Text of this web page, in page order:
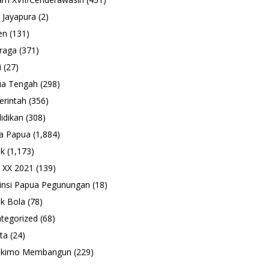
(2)
(131)
(371)
(27)
Tengah (298)
(356)
(308)
Papua (1,884)
(1,173)
2021 (139)
Papua Pegunungan (18)
Bola (78)
(68)
(24)
Membangun (229)